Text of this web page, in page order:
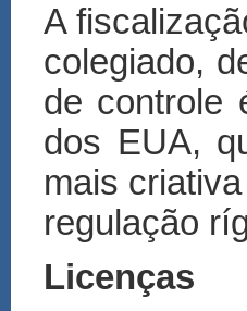
A
colegiado,
de controle
dos EUA,
mais
regulação
Licenças